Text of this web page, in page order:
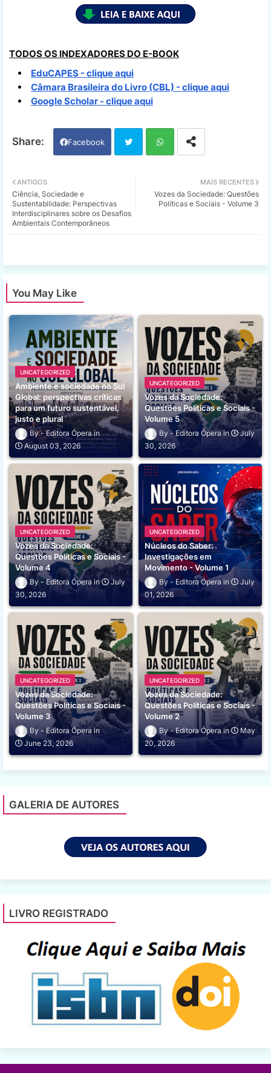
TODOS OS INDEXADORES DO E-BOOK
EduCAPES - clique aqui
Câmara Brasileira do Livro (CBL) - clique aqui
Google Scholar - clique aqui
Facebook
ats
MAIS RECENTES
Vozes da Sociedade: Questões
Políticas e Sociais - Volume 3
ANTIGOS
Ciência, Sociedade е
Sustentabilidade: Perspectivas
Interdisciplinares sobre os Desafios
Ambientais Contemporâneos
You May Like
UNCATEGORIZED
Ambiente e sociedade no Sul
Global: perspectivas críticas
para um futuro sustentável,
justo e plural
Editora Ópera
August 03, 2026
UNCATEGORIZED
Vozes da Sociedade:
Questões Políticas e Sociais -
Volume 5
Editora Ópera
July
30, 2026
UNCATEGORIZED
Vozes da Sociedade:
Questões Políticas e Sociais -
Volume 4
Editora Ópera
July
30, 2026
UNCATEGORIZED
Núcleos do Saber:
Investigações em
Movimento - Volume 1
Editora Ópera
July
01, 2026
UNCATEGORIZED
Vozes da Sociedade:
Questões Políticas e Sociais -
Volume 3
Editora Ópera
June 23, 2026
UNCATEGORIZED
Vozes da Sociedade:
Questões Políticas e Sociais -
Volume 2
Editora Ópera
May
20, 2026
GALERIA DE AUTORES
LIVRO REGISTRADO